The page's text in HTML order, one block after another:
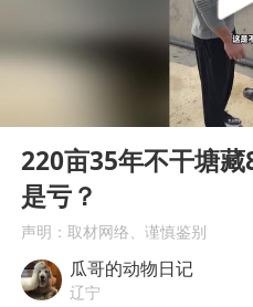
中医教
老中
胡彦
Play
220亩35年不干塘
是亏？
声明：取材网络、谨慎鉴别
瓜哥的动物日记
辽宁